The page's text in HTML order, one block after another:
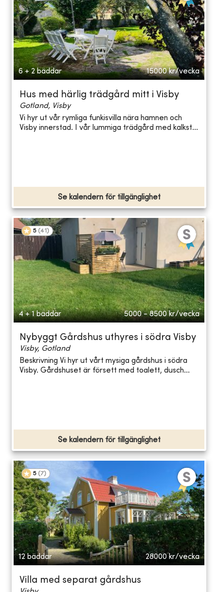
6 + 2 bäddar 15000 kr/vecka
Hus med härlig trädgård mitt i Visby
Gotland, Visby
Vi hyr ut vår rymliga funkisvilla nära hamnen och
Visby innerstad. I vår lummiga trädgård med kalkst...
Se kalendern för tillgänglighet
5 (41 )
4 + 1 bäddar 5000 - 8500 kr/vecka
Nybyggt Gårdshus uthyres i södra Visby
Visby, Gotland
Beskrivning Vi hyr ut vårt mysiga gårdshus i södra
Visby. Gårdshuset är försett med toalett, dusch...
Se kalendern för tillgänglighet
5 (7)
12 bäddar 28000 kr/vecka
Villa med separat gårdshus